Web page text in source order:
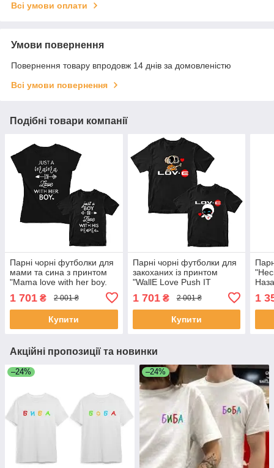
Всі умови оплати
Умови повернення
Повернення товару впродовж 14 днів за домовленістю
Всі умови повернення
Подібні товари компанії
Парні чорні футболки для
мами та сина з принтом
"Mama love with her boy.
Push IT
1 701 ₴ 2 001 ₴
Купити
Парні чорні футболки для
закоханих із принтом
"WallE Love Push IT
1 701₴ 2 001 ₴
Купити
1
Акційні пропозиції та новинки
–24% –24%